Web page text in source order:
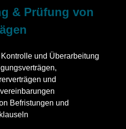
& Prüfung von
und Überarbeitung
und
Befristungen und